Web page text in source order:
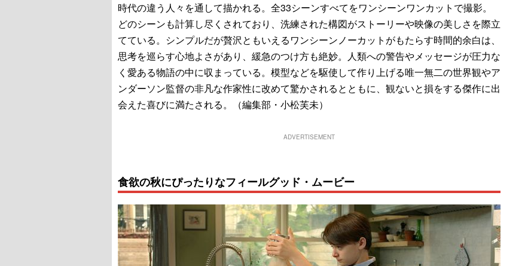
時代の違う人々を通して描かれる。全33シーンすべてをワンシーンワンカットで撮影。
どのシーンも計算し尽くされており、洗練された構図がストーリーや映像の美しさを際立
てている。シンプルだが贅沢ともいえるワンシーンノーカットがもたらす時間的余白は、
思考を巡らす心地よさがあり、緩急のつけ方も絶妙。人類への警告やメッセージが圧力な
く愛ある物語の中に収まっている。模型などを駆使して作り上げる唯一無二の世界観やア
ンダーソン監督の非凡な作家性に改めて驚かされるとともに、観ないと損をする傑作に出
会えた喜びに満たされる。（編集部・小松芙未）
ADVERTISEMENT
食欲の秋にぴったりなフィールグッド・ムービー